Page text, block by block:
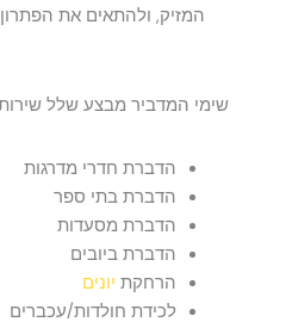
המזיק, ולהתאים את
שימי המדביר מבצע שלל
הדברת חדרי מדרגות
הדברת בתי ספר
הדברת מסעדות
הדברת ביובים
הרחקת יונים
לכידת חולדות/עכברים